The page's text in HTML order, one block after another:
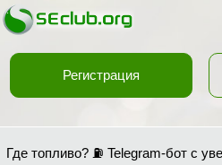
Регистрация
Где топливо? ⛽ Telegram-бот с